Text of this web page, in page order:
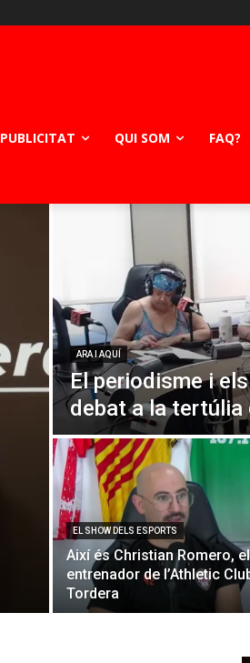
PUBLICITAT QUI SOM FAQ?
ARA I AQUÍ
El periodisme i
debat a la tertúlia
EL SHOW DELS ESPORTS
Així és Christian Romero,
entrenador de l’Athletic
Tordera